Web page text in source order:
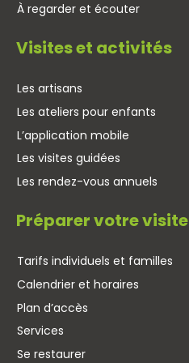
À regarder et écouter
Visites et activités
Les artisans
Les ateliers pour enfants
L’application mobile
Les visites guidées
Les rendez-vous annuels
Préparer votre visite
Tarifs individuels et familles
Calendrier et horaires
Plan d’accès
Services
Se restaurer